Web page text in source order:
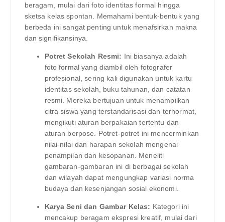
beragam, mulai dari foto identitas formal hingga
sketsa kelas spontan. Memahami bentuk-bentuk yang
berbeda ini sangat penting untuk menafsirkan makna
dan signifikansinya.
Potret Sekolah Resmi: Ini biasanya adalah
foto formal yang diambil oleh fotografer
profesional, sering kali digunakan untuk kartu
identitas sekolah, buku tahunan, dan catatan
resmi. Mereka bertujuan untuk menampilkan
citra siswa yang terstandarisasi dan terhormat,
mengikuti aturan berpakaian tertentu dan
aturan berpose. Potret-potret ini mencerminkan
nilai-nilai dan harapan sekolah mengenai
penampilan dan kesopanan. Meneliti
gambaran-gambaran ini di berbagai sekolah
dan wilayah dapat mengungkap variasi norma
budaya dan kesenjangan sosial ekonomi.
Karya Seni dan Gambar Kelas: Kategori ini
mencakup beragam ekspresi kreatif, mulai dari